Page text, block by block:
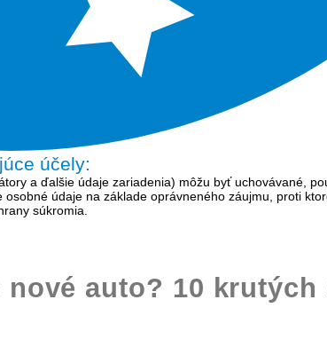
účely:
a ďalšie údaje zariadenia) môžu byť uchovávané,
údaje na základe oprávneného záujmu, proti
súkromia.
auto? 10